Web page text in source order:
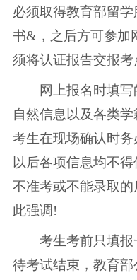
必须取得教育部留
书&，之后方可参加
须将认证报告交报考
网上报名时填写
自然信息以及各类学
考生在现场确认时
以后各项信息均不
不准考或不能录取
此强调!
考生考前只填报
待考试结束，教育